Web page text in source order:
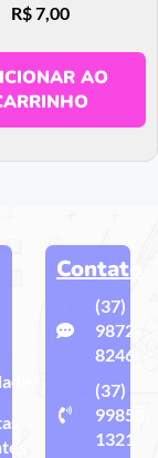
R$7,00
AO
Contato
(37)
9872-
8246
(37)
99858-
1321